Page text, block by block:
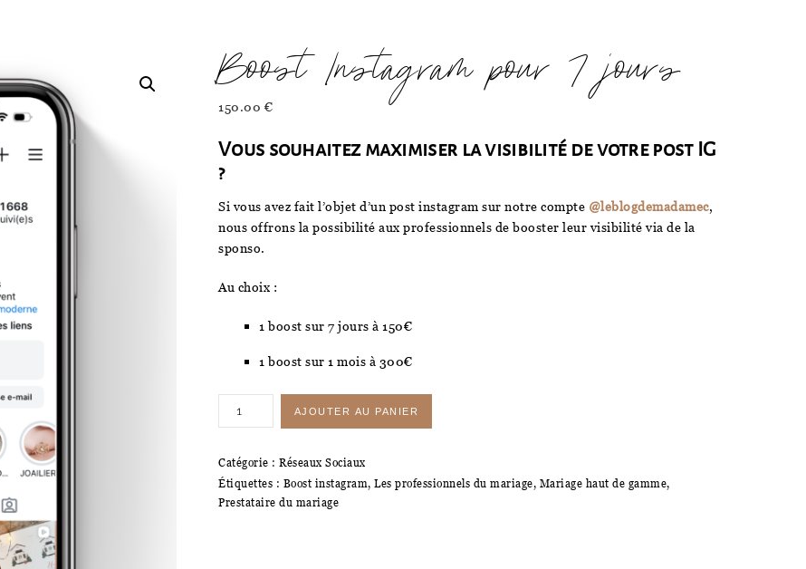
Boost Instagram pour 7 jours
150.00 €
Vous souhaitez maximiser la visibilité de votre post IG
?
Si vous avez fait l’objet d’un post instagram sur notre compte @leblogdemadamec,
nous offrons la possibilité aux professionnels de booster leur visibilité via de la
sponso.
Au choix :
1 boost sur 7 jours à 150€
1 boost sur 1 mois à 300€
de
Instagram
pour
7
AJOUTER AU PANIER
Catégorie : Réseaux Sociaux
Étiquettes : Boost instagram, Les professionnels du mariage, Mariage haut de gamme,
Prestataire du mariage